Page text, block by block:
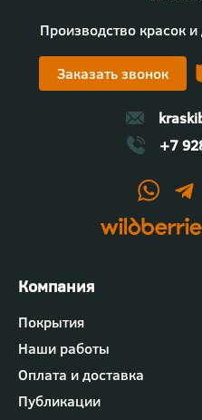
Производство красок
Заказать звонок
+7
Футер
-
меню
"Компания"
Покрытия
Наши работы
Оплата и доставка
Публикации